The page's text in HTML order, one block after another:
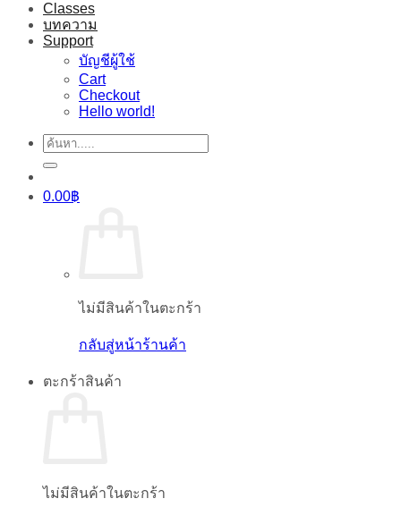
Classes
บทความ
Support
บัญชีผู้ใช้
Cart
Checkout
Hello world!
ค้นหา:
0.00฿
ไม่มีสินค้าในตะกร้า
กลับสู่หน้าร้านค้า
ตะกร้าสินค้า
ไม่มีสินค้าในตะกร้า